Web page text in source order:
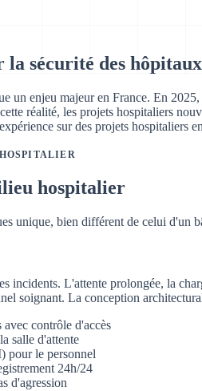
sécurité des
un enjeu majeur en France. En
réalité, les projets hospitaliers
sur des projets hospitaliers
hospitalier
unique, bien différent de celui d'un
incidents. L'attente prolongée, la
soignant. La conception
avec contrôle d'accès
salle d'attente
pour le personnel
24h/24
d'agression